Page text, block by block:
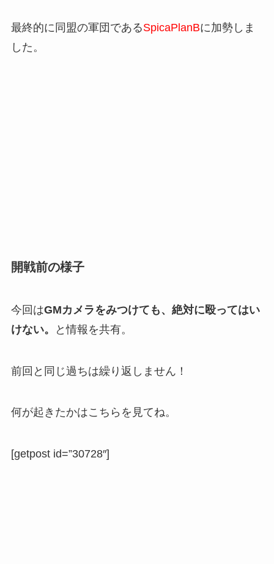
最終的に同盟の軍団であるSpicaPlanBに加勢しま
した。
開戦前の様子
今回はGMカメラをみつけても、絶対に殴ってはい
けない。
と情報を共有。
前回と同じ過ちは繰り返しません！
何が起きたかはこちらを見てね。
[getpost id=”30728″]